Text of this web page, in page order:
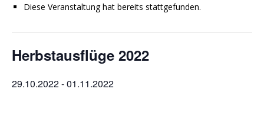
Diese Veranstaltung hat bereits stattgefunden.
Herbstausflüge 2022
29.10.2022-01.11.2022